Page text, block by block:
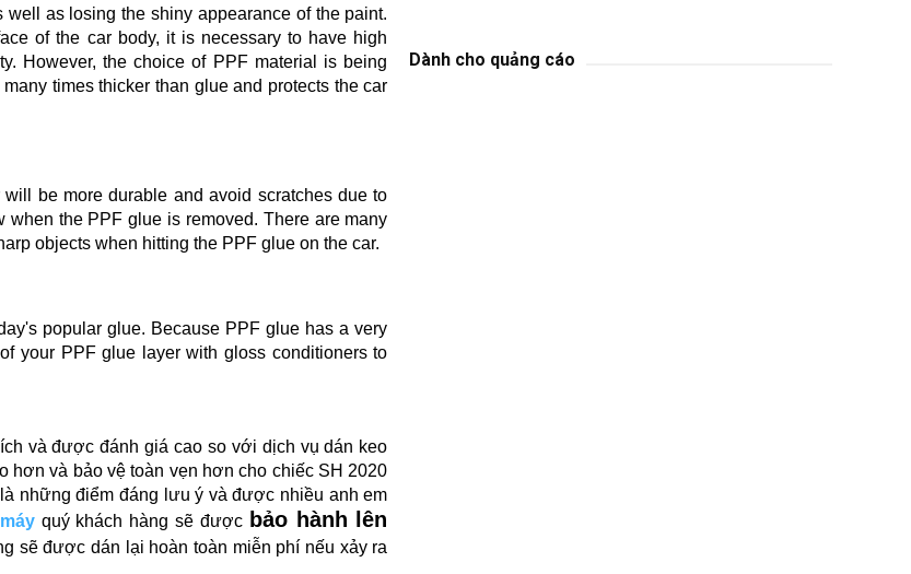
as losing the shiny appearance of the paint.
of the car body, it is necessary to have high
However, the choice of PPF material is being
times thicker than glue and protects the car
be more durable and avoid scratches due to
when the PPF glue is removed. There are many
objects when hitting the PPF glue on the car.
popular glue. Because PPF glue has a very
your PPF glue layer with gloss conditioners to
và được đánh giá cao so với dịch vụ dán keo
và bảo vệ toàn vẹn hơn cho chiếc SH 2020
những điểm đáng lưu ý và được nhiều anh em
quý khách hàng sẽ được bảo hành lên
sẽ được dán lại hoàn toàn miễn phí nếu xảy ra
Dành cho quảng cáo